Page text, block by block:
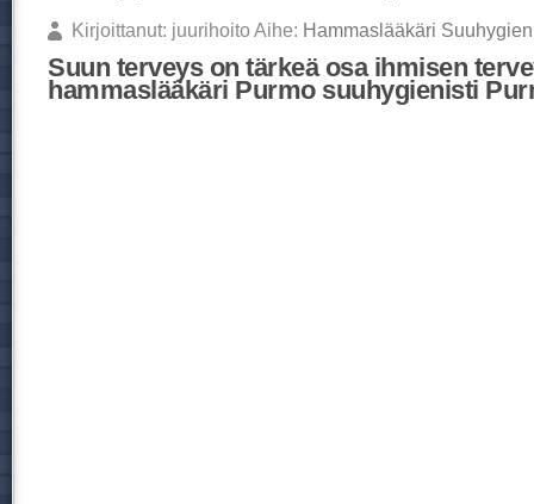
Kirjoittanut: juurihoito Aihe: Hammaslääkäri
Suun terveys on tärkeä osa ihmisen
hammaslääkäri Purmo suuhygienisti